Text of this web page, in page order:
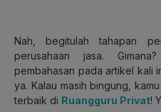
Nah, begitulah tahapan
perusahaan jasa.
pembahasan pada artikel kali
ya. Kalau masih bingung,
terbaik di Ruangguru Privat!